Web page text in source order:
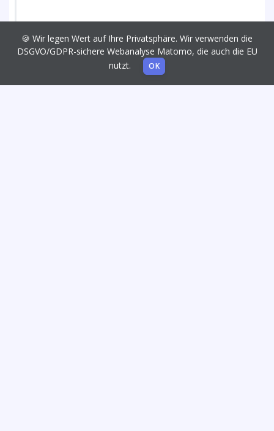
🍪 Wir legen Wert auf Ihre Privatsphäre. Wir verwenden die
DSGVO/GDPR-sichere Webanalyse Matomo, die auch die EU
nutzt.
OK